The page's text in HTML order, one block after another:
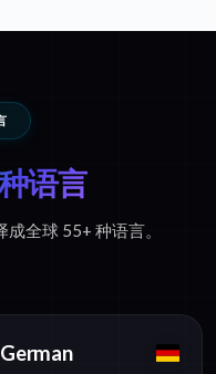
语言
全球 55+ 种语言。
German